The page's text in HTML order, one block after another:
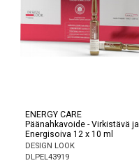
ENERGY CARE
Päänahkavoide - Virkistävä ja
Energisoiva 12 x 10 ml
DESIGN LOOK
DLPEL43919